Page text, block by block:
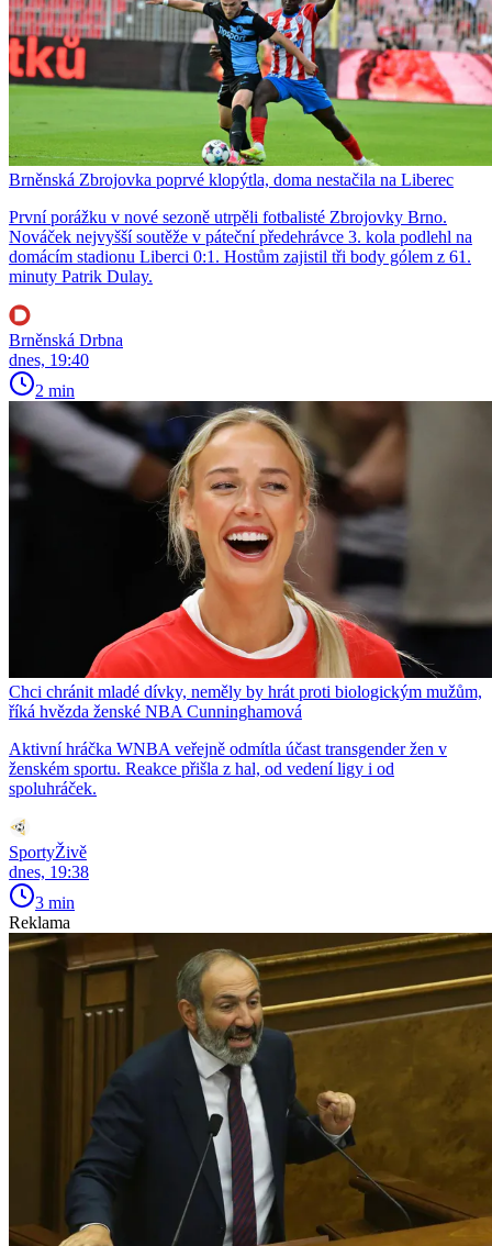
Brněnská Zbrojovka poprvé klopýtla, doma nestačila na Liberec
První porážku v nové sezoně utrpěli fotbalisté Zbrojovky Brno.
Nováček nejvyšší soutěže v páteční předehrávce 3. kola podlehl na
domácím stadionu Liberci 0:1. Hostům zajistil tři body gólem z 61.
minuty Patrik Dulay.
Brněnská Drbna
dnes, 19:40
2 min
Chci chránit mladé dívky, neměly by hrát proti biologickým mužům,
říká hvězda ženské NBA Cunninghamová
Aktivní hráčka WNBA veřejně odmítla účast transgender žen v
ženském sportu. Reakce přišla z hal, od vedení ligy i od
spoluhráček.
SportyŽivě
dnes, 19:38
3 min
Reklama